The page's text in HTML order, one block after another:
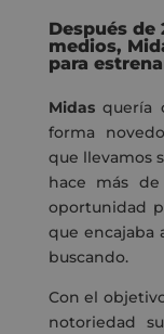
Después de
medios,
para
Midasquería
forma
que llevamos
hace más
oportunidad
que encajaba
buscando.
Con el
notoriedad